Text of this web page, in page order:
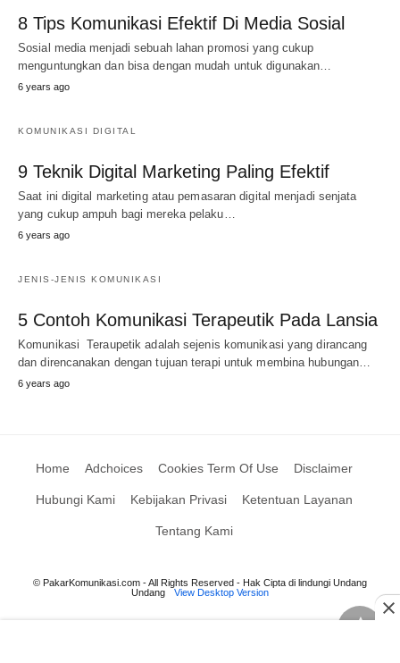
8 Tips Komunikasi Efektif Di Media Sosial
Sosial media menjadi sebuah lahan promosi yang cukup
menguntungkan dan bisa dengan mudah untuk digunakan…
6 years ago
KOMUNIKASI DIGITAL
9 Teknik Digital Marketing Paling Efektif
Saat ini digital marketing atau pemasaran digital menjadi senjata
yang cukup ampuh bagi mereka pelaku…
6 years ago
JENIS-JENIS KOMUNIKASI
5 Contoh Komunikasi Terapeutik Pada Lansia
Komunikasi Teraupetik adalah sejenis komunikasi yang dirancang
dan direncanakan dengan tujuan terapi untuk membina hubungan…
6 years ago
Home Adchoices Cookies Term Of Use Disclaimer
Hubungi Kami Kebijakan Privasi Ketentuan Layanan
Tentang Kami
© PakarKomunikasi.com - All Rights Reserved - Hak Cipta di lindungi Undang
Undang
View Desktop Version